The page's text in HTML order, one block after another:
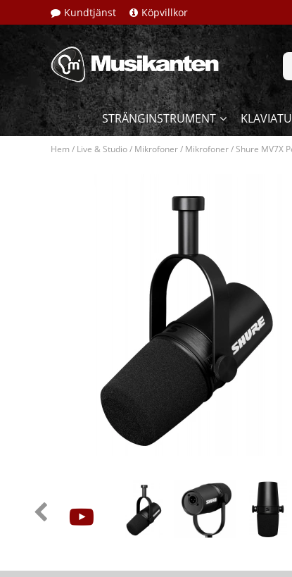
Kundtjänst Köpvillkor
STRÄNGINSTRUMENT
Hem / Live & Studio/ Mikrofoner/ Mikrofoner/Shure MV7X